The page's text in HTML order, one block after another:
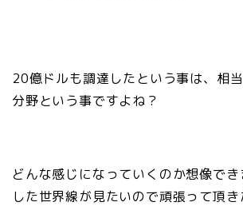
20億ドルも調達したという事は、相
分野という事ですよね？
どんな感じになっていくのか想像で
した世界線が見たいので頑張って頂き